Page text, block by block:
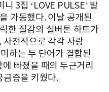
3집 ‘LOVE PULSE’ 발
가동했다. 이날 공개된
한 질감의 실버톤 하트가
사전적으로 각각 사랑
하는 두 단어가 결합된
빠졌을 때의 두근거리
금증을 키웠다.